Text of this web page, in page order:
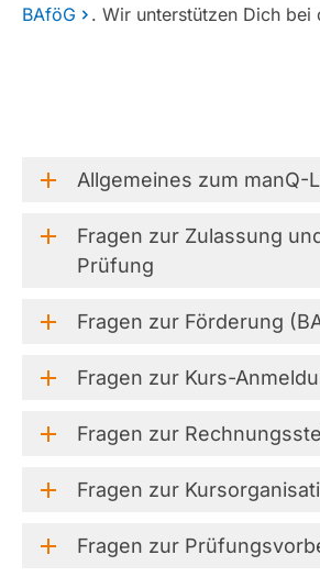
BAföG
. Wir unterstützen Dich bei
Allgemeines zum manQ-
Fragen zur Zulassung
Prüfung
Fragen zur Förderung
Fragen zur Kurs-
Fragen zur
Fragen zur
Fragen zur